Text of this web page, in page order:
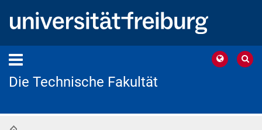
Die Technische Fakultät